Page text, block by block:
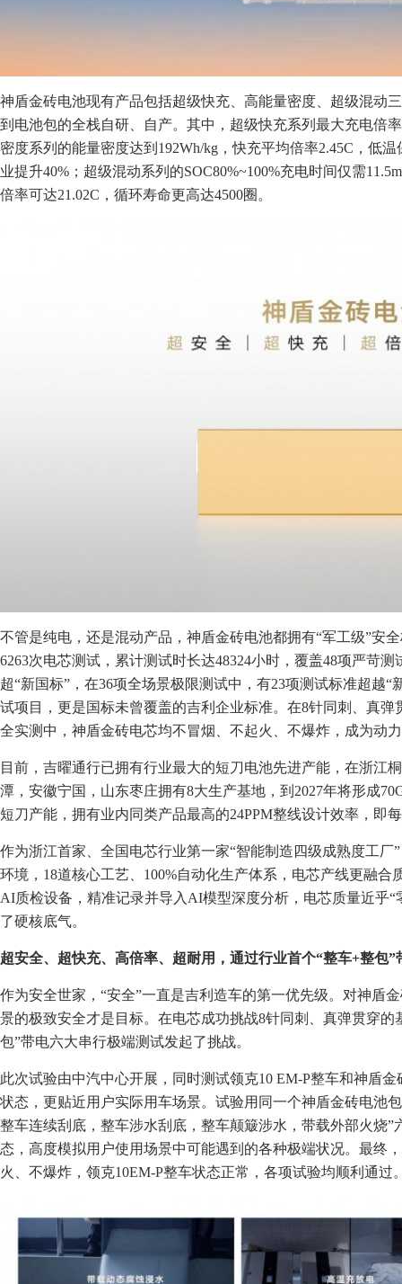
神盾金砖电池现有产品包括超级快充、高能量密度、超级混动
到电池包的全栈自研、自产。其中，超级快充系列最大充电倍
密度系列的能量密度达到192Wh/kg，快充平均倍率2.45C，低
业提升40%；超级混动系列的SOC80%~100%充电时间仅需
倍率可达21.02C，循环寿命更高达4500圈。
不管是纯电，还是混动产品，神盾金砖电池都拥有“军工级”安
6263次电芯测试，累计测试时长达48324小时，覆盖48项严苛
超“新国标”，在36项全场景极限测试中，有23项测试标准超越
试项目，更是国标未曾覆盖的吉利企业标准。在8针同刺、真
全实测中，神盾金砖电芯均不冒烟、不起火、不爆炸，成为动
目前，吉曜通行已拥有行业最大的短刀电池先进产能，在浙江
潭，安徽宁国，山东枣庄拥有8大生产基地，到2027年将形成
短刀产能，拥有业内同类产品最高的24PPM整线设计效率，即
作为浙江首家、全国电芯行业第一家“智能制造四级成熟度工
环境，18道核心工艺、100%自动化生产体系，电芯产线更融
AI质检设备，精准记录并导入AI模型深度分析，电芯质量近乎“
了硬核底气。
超安全、超快充、高倍率、超耐用，通过行业首个“整车+整包
作为安全世家，“安全”一直是吉利造车的第一优先级。对神盾
景的极致安全才是目标。在电芯成功挑战8针同刺、真弹贯穿
包”带电六大串行极端测试发起了挑战。
此次试验由中汽中心开展，同时测试领克10 EM-P整车和神盾
状态，更贴近用户实际用车场景。试验用同一个神盾金砖电池
整车连续刮底，整车涉水刮底，整车颠簸涉水，带载外部火烧
态，高度模拟用户使用场景中可能遇到的各种极端状况。最终
火、不爆炸，领克10EM-P整车状态正常，各项试验均顺利通过